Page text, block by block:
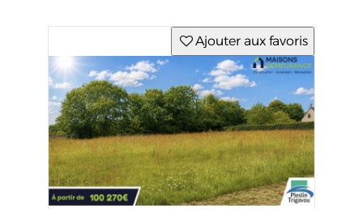
Ajouter aux favoris